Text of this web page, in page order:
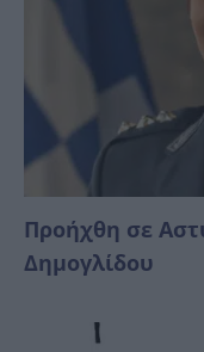
Προήχθη σε
Δημογλίδου